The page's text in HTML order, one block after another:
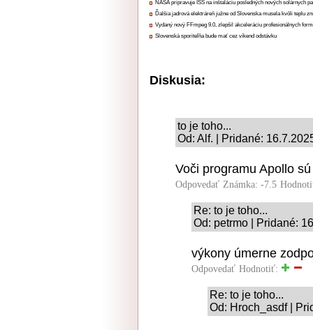
NASA pripravuje ISS na inštaláciu posledných nových solárnych
Ďalšia jadrová elektráreň južne od Slovenska musela kvôli teplu
Vydaný nový FFmpeg 9.0, zlepšil akceleráciu profesionálnych
Slovenská sporiteľňa bude mať cez víkend odstávku
Diskusia:
to je toho...
Od: Alf. | Pridané:
Voči programu Apollo
Odpovedať Známka: -7.5
Re: to je toho...
Od: petrmo | Pridané:
výkony úmerne
Odpovedať Hodnotiť:
Re: to je toho...
Od: Hroch_asdf |